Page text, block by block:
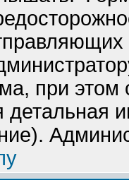
при этом
детальная